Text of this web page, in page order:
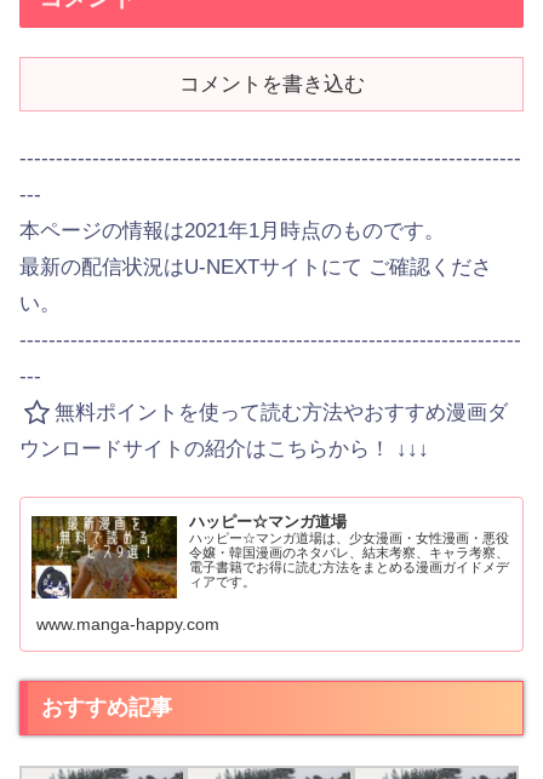
コメントを書き込む
---------------------------------------------------------------------
---
本ページの情報は2021年1月時点のものです。
最新の配信状況はU-NEXTサイトにて ご確認くださ
い。
---------------------------------------------------------------------
---
無料ポイントを使って読む方法やおすすめ漫画ダ
ウンロードサイトの紹介はこちらから！ ↓↓↓
ハッピー☆マンガ道場
ハッピー☆マンガ道場は、少女漫画・女性漫画・悪役
令嬢・韓国漫画のネタバレ、結末考察、キャラ考察、
電子書籍でお得に読む方法をまとめる漫画ガイドメデ
ィアです。
www.manga-happy.com
おすすめ記事